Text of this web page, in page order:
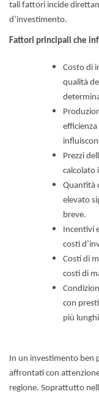
tali fattori incide
d’investimento.
Fattori principali che
Costo di
qualità
Prezzi
calcolato
Quantità
elevato
breve.
Incentivi
costi
Costi di
costi di
con
più
In un investimento ben
affrontati con
regione. Soprattutto